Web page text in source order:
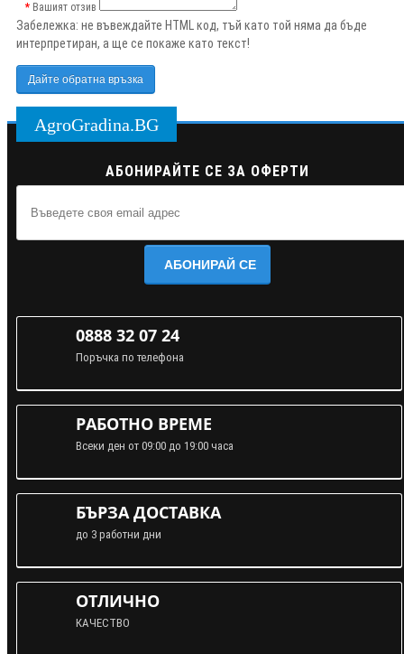
Вашият отзив
Забележка: не въвеждайте HTML код, тъй като той няма да бъде
интерпретиран, а ще се покаже като текст!
Дайте обратна връзка
AgroGradina.BG
АБОНИРАЙТЕ СЕ ЗА ОФЕРТИ
АБОНИРАЙ СЕ
0888 32 07 24
Поръчка по телефона
РАБОТНО ВРЕМЕ
Всеки ден от 09:00 до 19:00 часа
БЪРЗА ДОСТАВКА
до 3 работни дни
ОТЛИЧНО
КАЧЕСТВО